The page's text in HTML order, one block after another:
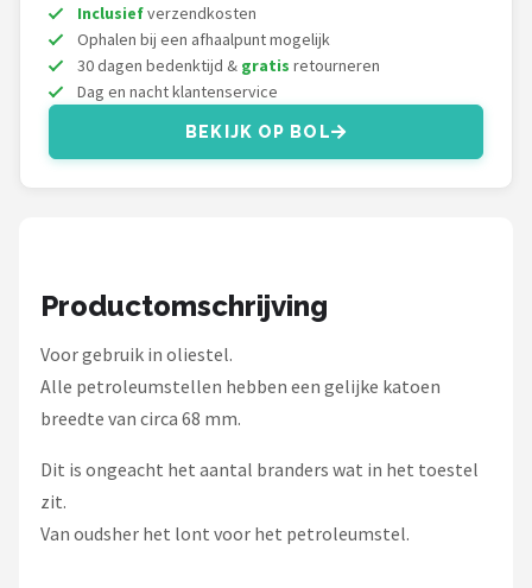
Campingaz
Quechua
Alle merken →
Inclusiefverzendkosten
Ophalen bij een afhaalpunt mogelijk
30 dagen bedenktijd & gratis retourneren
Dag en nacht klantenservice
BEKIJK OP BOL
Productomschrijving
Voor gebruik in oliestel.
Alle petroleumstellen hebben een gelijke katoen
breedte van circa 68 mm.
Dit is ongeacht het aantal branders wat in het toestel
zit.
Van oudsher het lont voor het petroleumstel.